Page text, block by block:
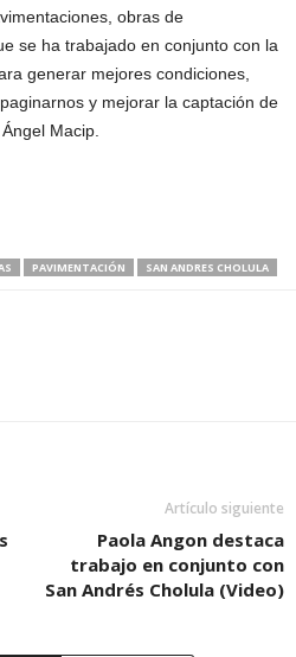
obras de
se ha trabajado en conjunto con la
generar mejores condiciones,
y mejorar la captación de
Macip.
PAVIMENTACIÓN SAN ANDRES CHOLULA
Artículo siguiente
Paola Angon destaca
trabajo en conjunto con
San Andrés Cholula (Video)